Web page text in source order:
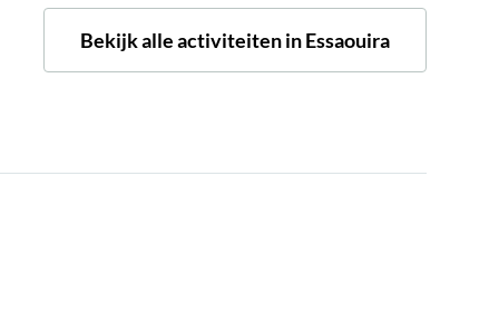
Bekijk alle activiteiten in Essaouira